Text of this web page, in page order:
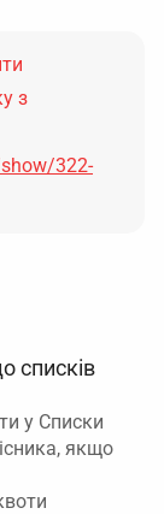
з
322-
списків
у Списки
якщо